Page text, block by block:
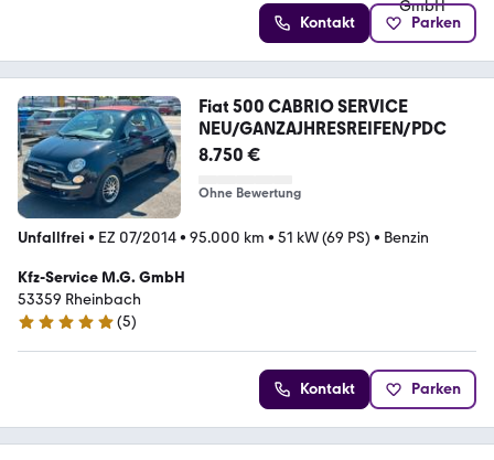
Kontakt Parken
Fiat 500 CABRIO SERVICE
NEU/GANZAJHRESREIFEN/PDC
8.750 €
Ohne Bewertung
Unfallfrei • EZ 07/2014• 95.000 km • 51 kW (69 PS) • Benzin
Kfz-Service M.G. GmbH
53359 Rheinbach
4.8 Sterne
(5)
Kontakt Parken